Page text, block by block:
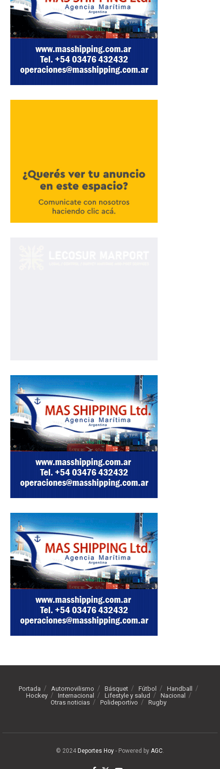
Portada Automovilismo Básquet Fútbol
Handball
Hockey
Internacional Lifestyle y salud
Nacional
Otras noticias
Polideportivo Rugby
© 2024 Deportes Hoy - Powered by AGC.